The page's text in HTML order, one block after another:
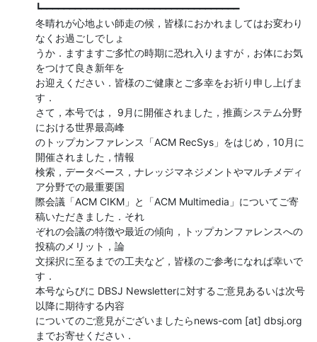
┗━━━━━━━━━━━━━━━━━━━━━━━━━━━━━━━━━━━
冬晴れが心地よい師走の候，皆様におかれましてはお変わり
なくお過ごしでしょ
うか．ますますご多忙の時期に恐れ入りますが，お体にお気
をつけて良き新年を
お迎えください．皆様のご健康とご多幸をお祈り申し上げま
す．
さて，本号では， 9月に開催されました，推薦システム分野
における世界最高峰
のトップカンファレンス「ACM RecSys」をはじめ，10月に
開催されました，情報
検索，データベース，ナレッジマネジメントやマルチメディ
ア分野での最重要国
際会議「ACM CIKM」と「ACM Multimedia」についてご寄
稿いただきました．それ
ぞれの会議の特徴や最近の傾向，トップカンファレンスへの
投稿のメリット，論
文採択に至るまでの工夫など，皆様のご参考になれば幸いで
す．
本号ならびに DBSJ Newsletterに対するご意見あるいは次号
以降に期待する内容
についてのご意見がございましたらnews-com [at] dbsj.org
までお寄せください．